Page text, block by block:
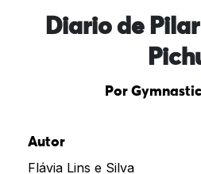
Diario de
Por
Autor
Flávia Lins e Silva